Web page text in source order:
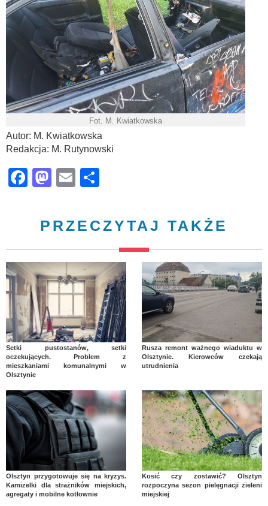
Fot. M. Kwiatkowska
Autor: M. Kwiatkowska
Redakcja: M. Rutynowski
Facebook
Mastodon
Email
PRZECZYTAJ TAKŻE
Setki pustostanów, setki
oczekujących. Problem z
mieszkaniami komunalnymi w
Olsztynie
Rusza remont ważnego wiaduktu w
Olsztynie. Kierowców czekają
utrudnienia
Olsztyn przygotowuje się na kryzys.
Kamizelki dla strażników miejskich,
agregaty i mobilne kotłownie
Kosić czy zostawić? Olsztyn
rozpoczyna sezon pielęgnacji zieleni
miejskiej